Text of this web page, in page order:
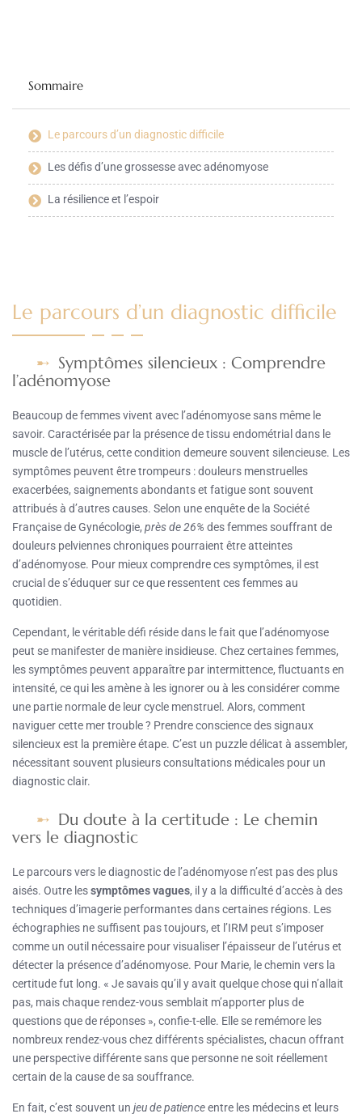
Sommaire
Le parcours d’un diagnostic difficile
Les défis d’une grossesse avec adénomyose
La résilience et l’espoir
Le parcours d’un diagnostic difficile
Symptômes silencieux : Comprendre
l’adénomyose
Beaucoup de femmes vivent avec l’adénomyose sans même le
savoir. Caractérisée par la présence de tissu endométrial dans le
muscle de l’utérus, cette condition demeure souvent silencieuse. Les
symptômes peuvent être trompeurs : douleurs menstruelles
exacerbées, saignements abondants et fatigue sont souvent
attribués à d’autres causes. Selon une enquête de la Société
Française de Gynécologie, près de 26% des femmes souffrant de
douleurs pelviennes chroniques pourraient être atteintes
d’adénomyose. Pour mieux comprendre ces symptômes, il est
crucial de s’éduquer sur ce que ressentent ces femmes au
quotidien.
Cependant, le véritable défi réside dans le fait que l’adénomyose
peut se manifester de manière insidieuse. Chez certaines femmes,
les symptômes peuvent apparaître par intermittence, fluctuants en
intensité, ce qui les amène à les ignorer ou à les considérer comme
une partie normale de leur cycle menstruel. Alors, comment
naviguer cette mer trouble ? Prendre conscience des signaux
silencieux est la première étape. C’est un puzzle délicat à assembler,
nécessitant souvent plusieurs consultations médicales pour un
diagnostic clair.
Du doute à la certitude : Le chemin
vers le diagnostic
Le parcours vers le diagnostic de l’adénomyose n’est pas des plus
aisés. Outre lessymptômes vagues, il y a la difficulté d’accès à des
techniques d’imagerie performantes dans certaines régions. Les
échographies ne suffisent pas toujours, et l’IRM peut s’imposer
comme un outil nécessaire pour visualiser l’épaisseur de l’utérus et
détecter la présence d’adénomyose. Pour Marie, le chemin vers la
certitude fut long. « Je savais qu’il y avait quelque chose qui n’allait
pas, mais chaque rendez-vous semblait m’apporter plus de
questions que de réponses », confie-t-elle. Elle se remémore les
nombreux rendez-vous chez différents spécialistes, chacun offrant
une perspective différente sans que personne ne soit réellement
certain de la cause de sa souffrance.
En fait, c’est souvent un jeu de patienceentre les médecins et leurs